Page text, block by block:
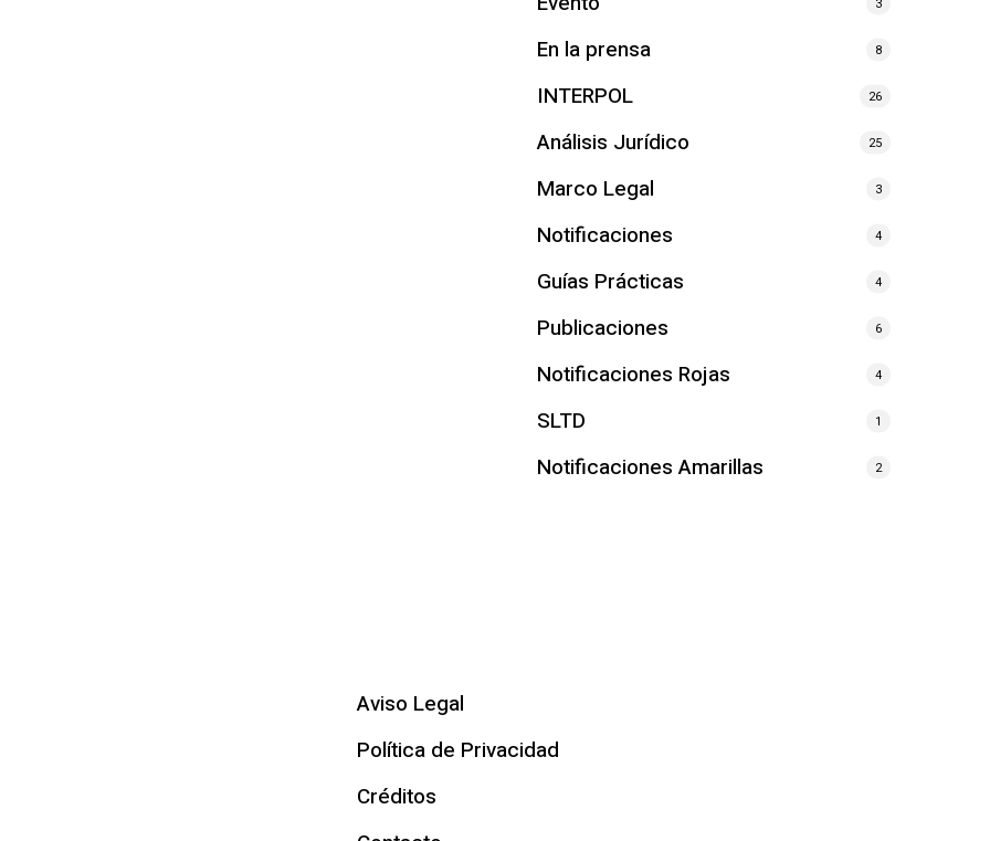
En la prensa 8
INTERPOL 26
Análisis Jurídico 25
Marco Legal 3
Notificaciones 4
Guías Prácticas 4
Publicaciones 6
Notificaciones Rojas 4
SLTD 1
Notificaciones Amarillas 2
Aviso Legal
Política de Privacidad
Créditos